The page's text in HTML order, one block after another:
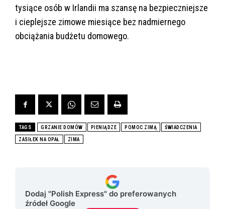
tysiące osób w Irlandii ma szansę na bezpieczniejsze
i cieplejsze zimowe miesiące bez nadmiernego
obciążania budżetu domowego.
TAGS GRZANIE DOMÓW PIENIĄDZE POMOC ZIMĄ ŚWIADCZENIA
ZASIŁEK NA OPAŁ ZIMA
Dodaj "Polish Express" do preferowanych
źródeł Google